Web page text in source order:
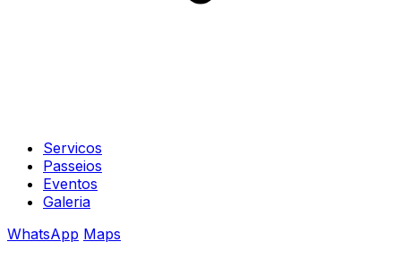
Servicos
Passeios
Eventos
Galeria
WhatsApp Maps